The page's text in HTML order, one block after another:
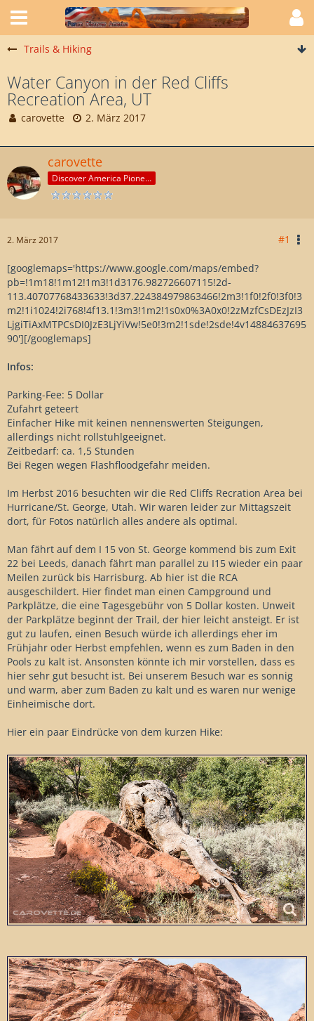
Trails & Hiking
Water Canyon in der Red Cliffs
Recreation Area, UT
carovette 2. März 2017
carovette
Discover America Pioneer
2. März 2017 #1
[googlemaps='https://www.google.com/maps/embed?
pb=!1m18!1m12!1m3!1d3176.982726607115!2d-
113.40707768433633!3d37.224384979863466!2m3!1f0!2f0!3f0!3
m2!1i1024!2i768!4f13.1!3m3!1m2!1s0x0%3A0x0!2zMzfCsDEzJzI3
LjgiTiAxMTPCsDI0JzE3LjYiVw!5e0!3m2!1sde!2sde!4v14884637695
90'][/googlemaps]
Infos:
Parking-Fee: 5 Dollar
Zufahrt geteert
Einfacher Hike mit keinen nennenswerten Steigungen,
allerdings nicht rollstuhlgeeignet.
Zeitbedarf: ca. 1,5 Stunden
Bei Regen wegen Flashfloodgefahr meiden.
Im Herbst 2016 besuchten wir die Red Cliffs Recration Area bei
Hurricane/St. George, Utah. Wir waren leider zur Mittagszeit
dort, für Fotos natürlich alles andere als optimal.
Man fährt auf dem I 15 von St. George kommend bis zum Exit
22 bei Leeds, danach fährt man parallel zu I15 wieder ein paar
Meilen zurück bis Harrisburg. Ab hier ist die RCA
ausgeschildert. Hier findet man einen Campground und
Parkplätze, die eine Tagesgebühr von 5 Dollar kosten. Unweit
der Parkplätze beginnt der Trail, der hier leicht ansteigt. Er ist
gut zu laufen, einen Besuch würde ich allerdings eher im
Frühjahr oder Herbst empfehlen, wenn es zum Baden in den
Pools zu kalt ist. Ansonsten könnte ich mir vorstellen, dass es
hier sehr gut besucht ist. Bei unserem Besuch war es sonnig
und warm, aber zum Baden zu kalt und es waren nur wenige
Einheimische dort.
Hier ein paar Eindrücke von dem kurzen Hike: